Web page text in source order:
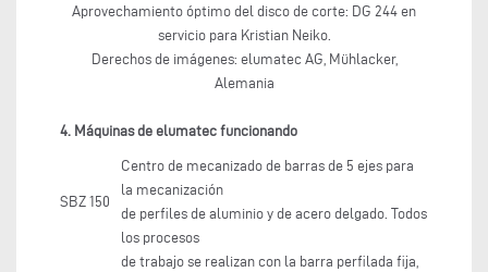
Aprovechamiento óptimo del disco de corte: DG 244 en
servicio para Kristian Neiko.
Derechos de imágenes: elumatec AG, Mühlacker,
Alemania
4. Máquinas de elumatec funcionando
SBZ 150
Centro de mecanizado de barras de 5 ejes para
la mecanización
de perfiles de aluminio y de acero delgado. Todos
los procesos
de trabajo se realizan con la barra perfilada fija,